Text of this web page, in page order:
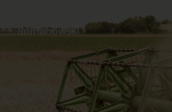
Romanowski
Sklep internetowy
Praca